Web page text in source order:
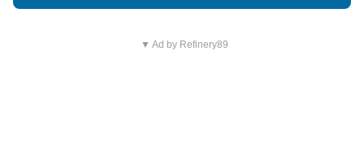
▼ Ad by Refinery89